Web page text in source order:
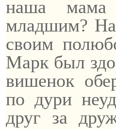
наша мама
младшим?
своим
Марк был
вишенок
по дури
друг за